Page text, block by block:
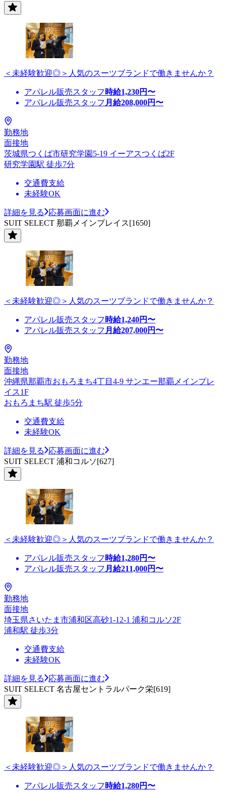
＜未経験歓迎◎＞人気のスーツブランドで働きませんか？
アパレル販売スタッフ 時給1,230円〜
アパレル販売スタッフ 月給208,000円〜
勤務地
面接地
茨城県つくば市研究学園5-19 イーアスつくば2F
研究学園駅 徒歩7分
交通費支給
未経験OK
詳細を見る
応募画面に進む
SUIT SELECT 那覇メインプレイス[1650]
＜未経験歓迎◎＞人気のスーツブランドで働きませんか？
アパレル販売スタッフ 時給1,240円〜
アパレル販売スタッフ 月給207,000円〜
勤務地
面接地
沖縄県那覇市おもろまち4丁目4-9 サンエー那覇メインプレ
イス1F
おもろまち駅 徒歩5分
交通費支給
未経験OK
詳細を見る
応募画面に進む
SUIT SELECT 浦和コルソ[627]
＜未経験歓迎◎＞人気のスーツブランドで働きませんか？
アパレル販売スタッフ 時給1,280円〜
アパレル販売スタッフ 月給211,000円〜
勤務地
面接地
埼玉県さいたま市浦和区高砂1-12-1 浦和コルソ2F
浦和駅 徒歩3分
交通費支給
未経験OK
詳細を見る
応募画面に進む
SUIT SELECT 名古屋セントラルパーク栄[619]
＜未経験歓迎◎＞人気のスーツブランドで働きませんか？
アパレル販売スタッフ 時給1,280円〜